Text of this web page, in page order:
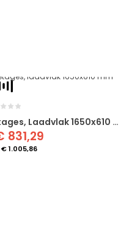
Etagewagen 4496 Met 4 Etages, Laadvlak 1650x610 Mm
€ 1.005,86
831,29